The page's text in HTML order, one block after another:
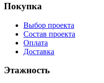
Покупка
Выбор проекта
Состав проекта
Оплата
Доставка
Этажность